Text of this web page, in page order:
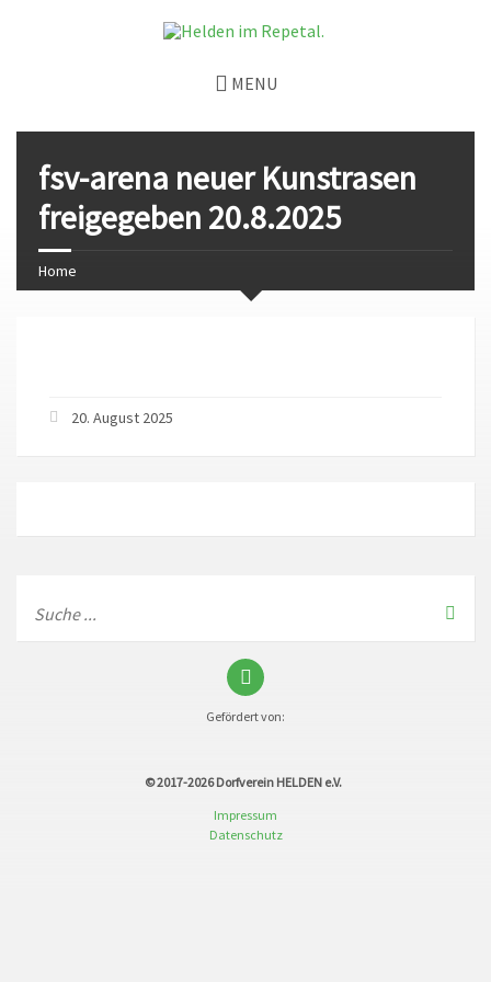
MENU
fsv-arena neuer Kunstrasen
freigegeben 20.8.2025
Home
20. August 2025
Gefördert von:
© 2017-2026Dorfverein HELDEN e.V.
Impressum
Datenschutz